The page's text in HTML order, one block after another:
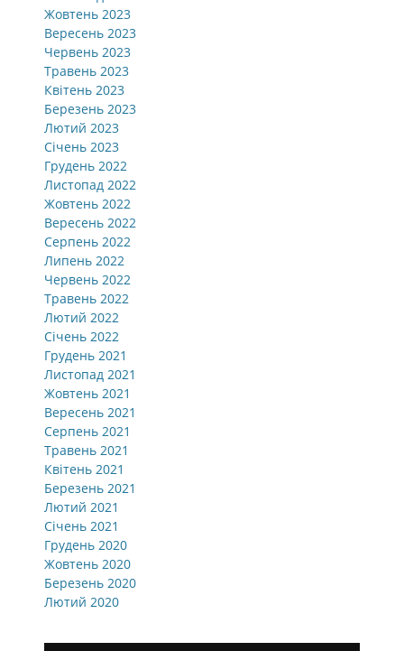
Жовтень 2023
Вересень 2023
Червень 2023
Травень 2023
Квітень 2023
Березень 2023
Лютий 2023
Січень 2023
Грудень 2022
Листопад 2022
Жовтень 2022
Вересень 2022
Серпень 2022
Липень 2022
Червень 2022
Травень 2022
Лютий 2022
Січень 2022
Грудень 2021
Листопад 2021
Жовтень 2021
Вересень 2021
Серпень 2021
Травень 2021
Квітень 2021
Березень 2021
Лютий 2021
Січень 2021
Грудень 2020
Жовтень 2020
Березень 2020
Лютий 2020